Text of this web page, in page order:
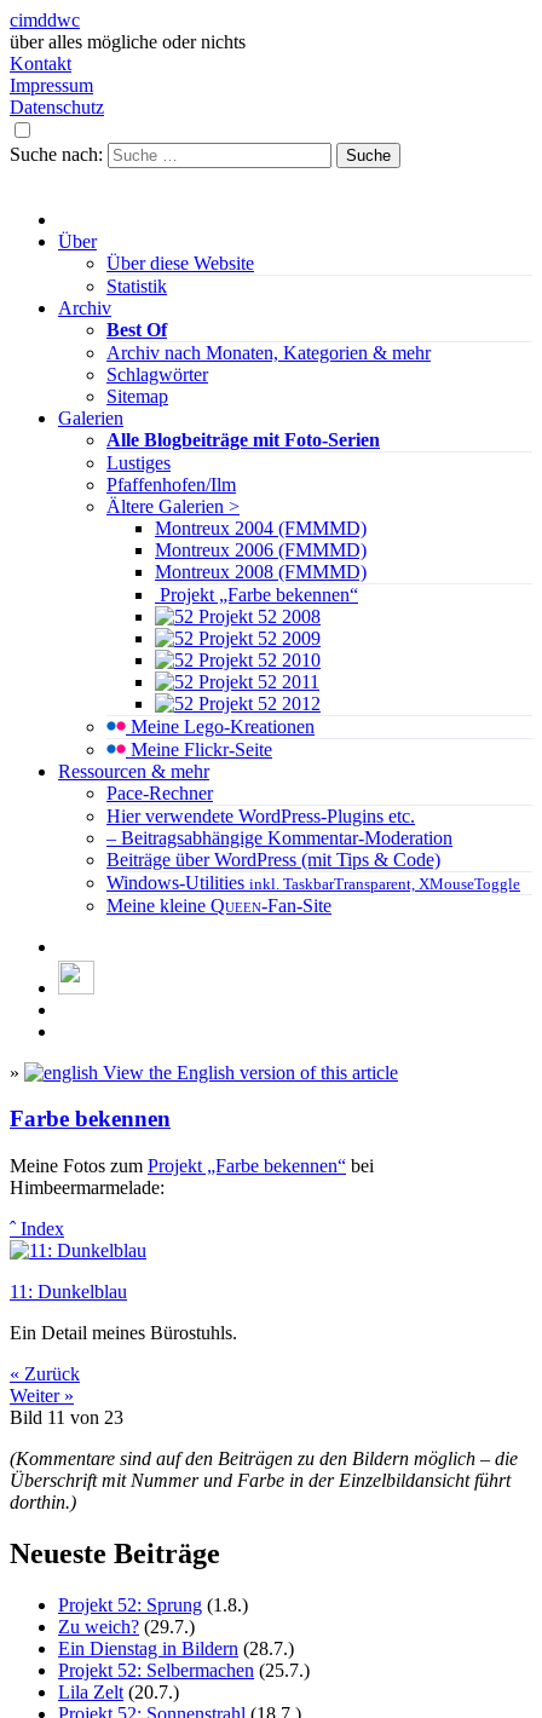
cimddwc
über alles mögliche oder nichts
Kontakt
Impressum
Datenschutz
Suche nach:
Über
Über diese Website
Statistik
Archiv
Best Of
Archiv nach Monaten, Kategorien & mehr
Schlagwörter
Sitemap
Galerien
Alle Blogbeiträge mit Foto-Serien
Lustiges
Pfaffenhofen/Ilm
Ältere Galerien >
Montreux 2004 (FMMMD)
Montreux 2006 (FMMMD)
Montreux 2008 (FMMMD)
Projekt „Farbe bekennen“
Projekt 52 2008
Projekt 52 2009
Projekt 52 2010
Projekt 52 2011
Projekt 52 2012
Meine Lego-Kreationen
Meine Flickr-Seite
Ressourcen & mehr
Pace-Rechner
Hier verwendete WordPress-Plugins etc.
– Beitragsabhängige Kommentar-Moderation
Beiträge über WordPress (mit Tips & Code)
Windows-Utilities inkl. TaskbarTransparent, XMouseToggle
Meine kleine Queen-Fan-Site
» View the English version of this article
Farbe bekennen
Meine Fotos zum Projekt „Farbe bekennen“ bei
Himbeermarmelade:
ˆ Index
11: Dunkelblau
Ein Detail meines Bürostuhls.
« Zurück
Weiter »
Bild 11 von 23
(Kommentare sind auf den Beiträgen zu den Bildern möglich – die
Überschrift mit Nummer und Farbe in der Einzelbildansicht führt
dorthin.)
Neueste Beiträge
Projekt 52: Sprung (1.8.)
Zu weich? (29.7.)
Ein Dienstag in Bildern (28.7.)
Projekt 52: Selbermachen (25.7.)
Lila Zelt (20.7.)
Projekt 52: Sonnenstrahl (18.7.)